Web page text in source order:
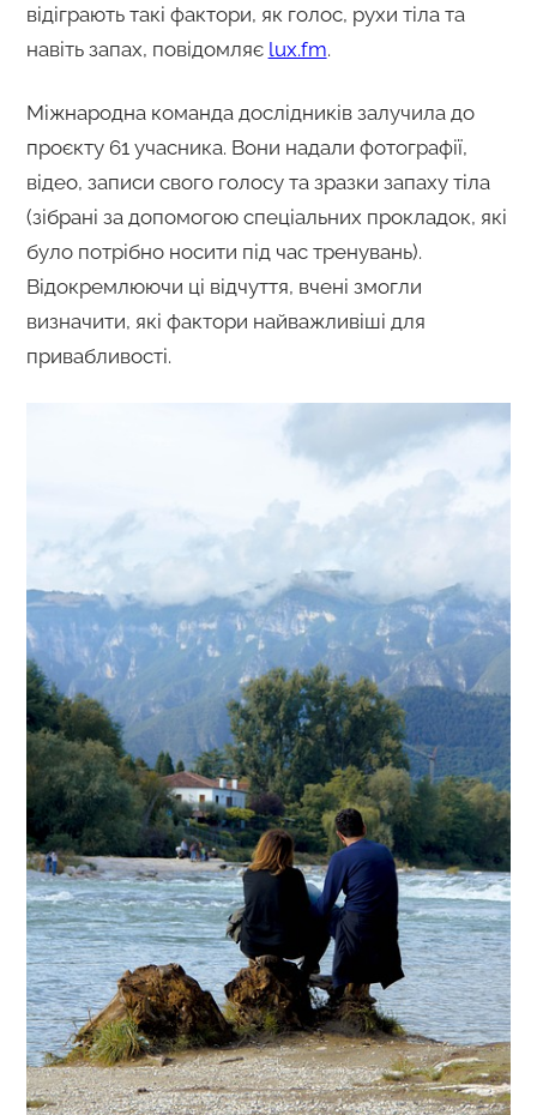
відіграють такі фактори, як голос, рухи тіла та
навіть запах, повідомляє lux.fm.
Міжнародна команда дослідників залучила до
проєкту 61 учасника. Вони надали фотографії,
відео, записи свого голосу та зразки запаху тіла
(зібрані за допомогою спеціальних прокладок, які
було потрібно носити під час тренувань).
Відокремлюючи ці відчуття, вчені змогли
визначити, які фактори найважливіші для
привабливості.